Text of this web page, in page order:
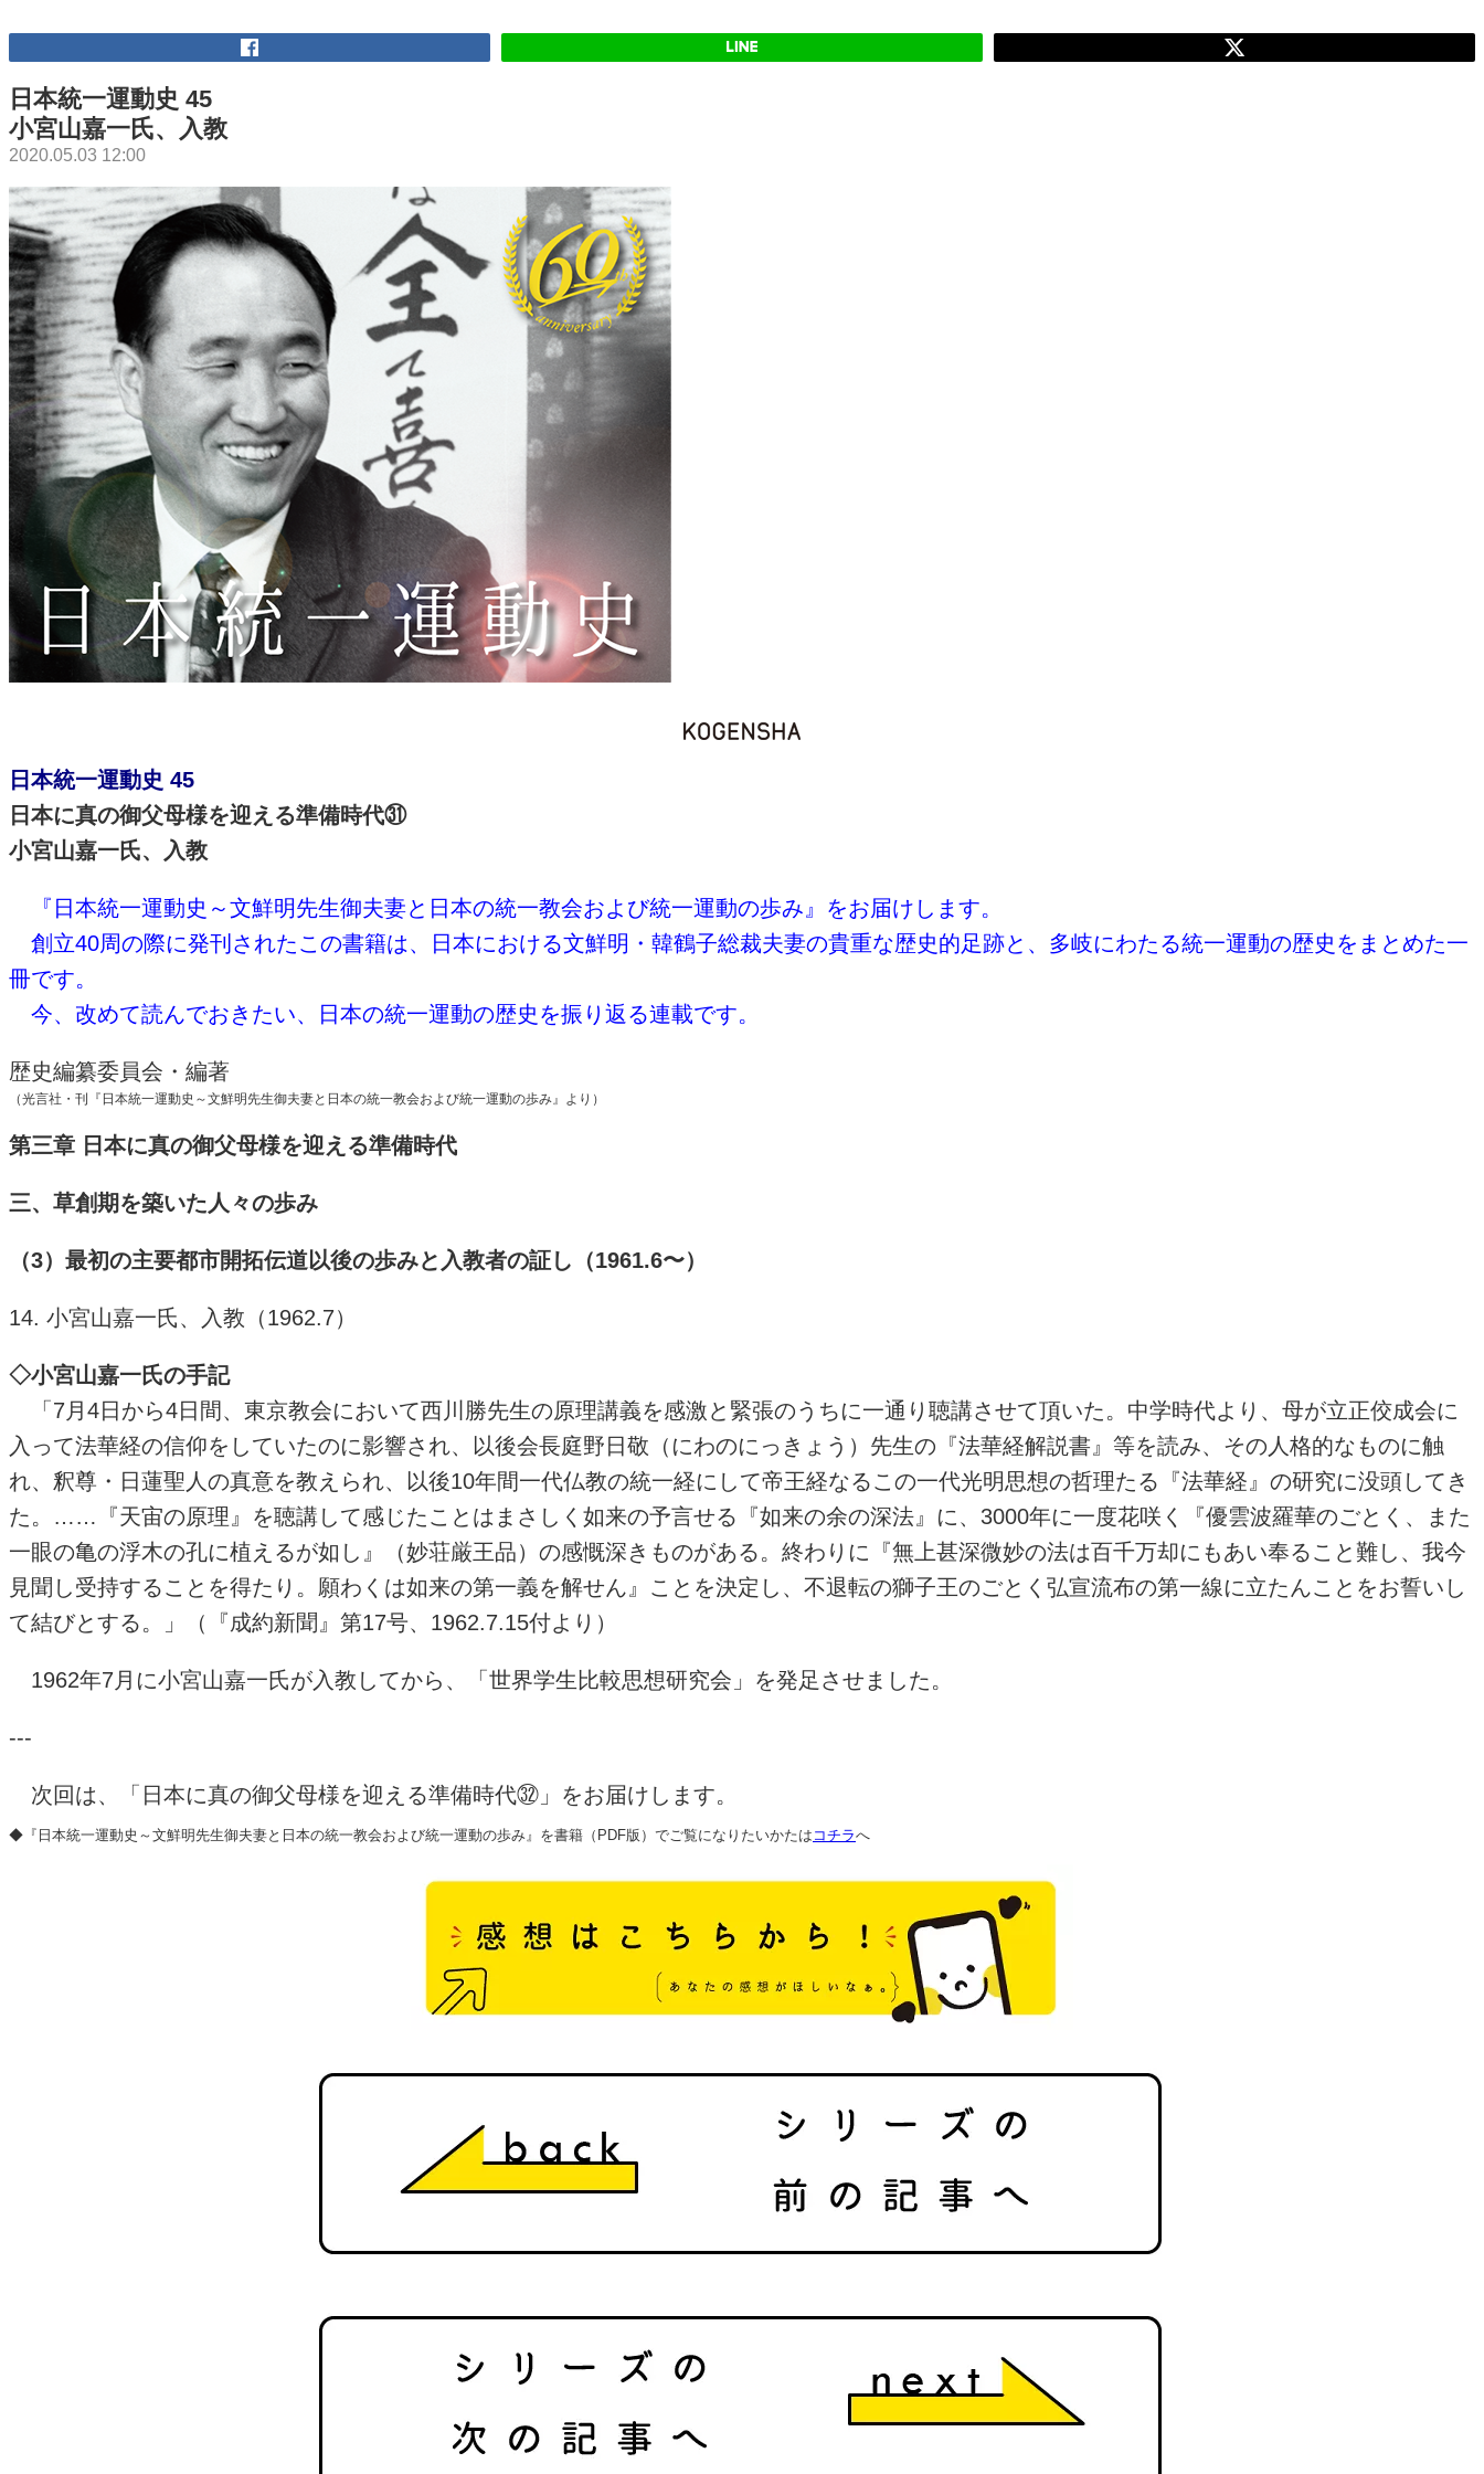
日本統一運動史 45
小宮山嘉一氏、入教
2020.05.03 12:00
日本統一運動史 45
日本に真の御父母様を迎える準備時代㉛
小宮山嘉一氏、入教
『日本統一運動史～文鮮明先生御夫妻と日本の統一教会および統一運動の歩み』をお届けします。
創立40周の際に発刊されたこの書籍は、日本における文鮮明・韓鶴子総裁夫妻の貴重な歴史的足跡と、多岐にわたる統一運動の歴史をまとめた一
冊です。
今、改めて読んでおきたい、日本の統一運動の歴史を振り返る連載です。
歴史編纂委員会・編著
（光言社・刊『日本統一運動史～文鮮明先生御夫妻と日本の統一教会および統一運動の歩み』より）
第三章 日本に真の御父母様を迎える準備時代
三、草創期を築いた人々の歩み
（3）最初の主要都市開拓伝道以後の歩みと入教者の証し（1961.6〜）
14. 小宮山嘉一氏、入教（1962.7）
◇小宮山嘉一氏の手記
「7月4日から4日間、東京教会において西川勝先生の原理講義を感激と緊張のうちに一通り聴講させて頂いた。中学時代より、母が立正佼成会に
入って法華経の信仰をしていたのに影響され、以後会長庭野日敬（にわのにっきょう）先生の『法華経解説書』等を読み、その人格的なものに触
れ、釈尊・日蓮聖人の真意を教えられ、以後10年間一代仏教の統一経にして帝王経なるこの一代光明思想の哲理たる『法華経』の研究に没頭してき
た。……『天宙の原理』を聴講して感じたことはまさしく如来の予言せる『如来の余の深法』に、3000年に一度花咲く『優雲波羅華のごとく、また
一眼の亀の浮木の孔に植えるが如し』（妙荘厳王品）の感慨深きものがある。終わりに『無上甚深微妙の法は百千万却にもあい奉ること難し、我今
見聞し受持することを得たり。願わくは如来の第一義を解せん』ことを決定し、不退転の獅子王のごとく弘宣流布の第一線に立たんことをお誓いし
て結びとする。」（『成約新聞』第17号、1962.7.15付より）
1962年7月に小宮山嘉一氏が入教してから、「世界学生比較思想研究会」を発足させました。
---
次回は、「日本に真の御父母様を迎える準備時代㉜」をお届けします。
◆『日本統一運動史～文鮮明先生御夫妻と日本の統一教会および統一運動の歩み』を書籍（PDF版）でご覧になりたいかたは コチラへ